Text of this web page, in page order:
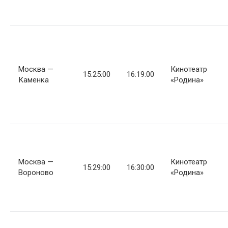
Москва —
Каменка
15:25:00 16:19:00
Кинотеатр
«Родина»
Москва —
Вороново
15:29:00 16:30:00
Кинотеатр
«Родина»